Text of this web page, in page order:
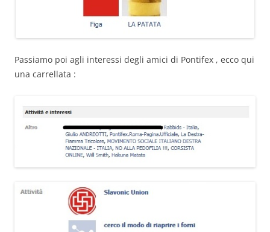
Passiamo poi agli interessi degli amici di Pontifex , ecco qui
una carrellata :